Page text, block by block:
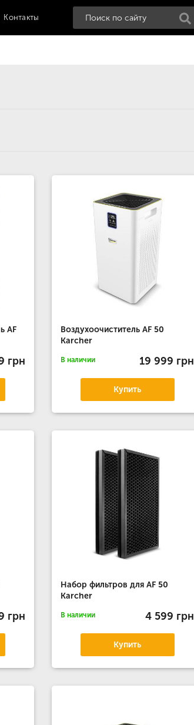
Контакты
AF
грн
Воздухоочиститель AF 50
Karcher
В наличии 19 999 грн
Купить
грн
Набор фильтров для AF 50
Karcher
В наличии 4 599 грн
Купить